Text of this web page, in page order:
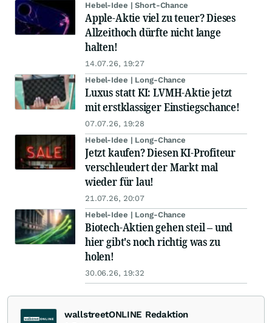
Hebel-Idee | Short-Chance
Apple-Aktie viel zu teuer? Dieses
Allzeithoch dürfte nicht lange
halten!
14.07.26, 19:27
Hebel-Idee | Long-Chance
Luxus statt KI: LVMH-Aktie jetzt
mit erstklassiger Einstiegschance!
07.07.26, 19:28
Hebel-Idee | Long-Chance
Jetzt kaufen? Diesen KI-Profiteur
verschleudert der Markt mal
wieder für lau!
21.07.26, 20:07
Hebel-Idee | Long-Chance
Biotech-Aktien gehen steil – und
hier gibt's noch richtig was zu
holen!
30.06.26, 19:32
wallstreetONLINE Redaktion